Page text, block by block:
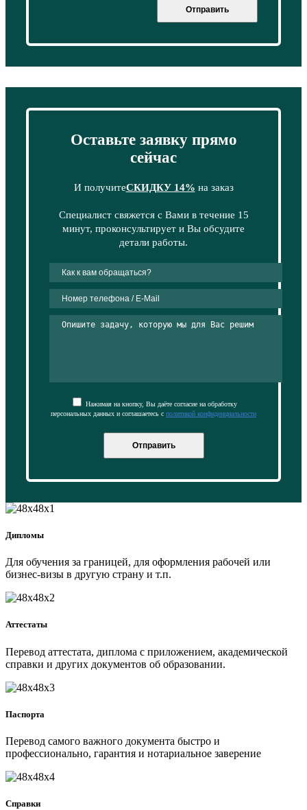
Отправить
Оставьте заявку прямо
сейчас
И получитеСКИДКУ 14% на заказ
Специалист свяжется с Вами в течение 15
минут, проконсультирует и Вы обсудите
детали работы.
Нажимая на кнопку, Вы даёте согласие на обработку
персональных данных и соглашаетесь с политикой конфиденциальности
Отправить
Дипломы
Для обучения за границей, для оформления рабочей или
бизнес-визы в другую страну и т.п.
Аттестаты
Перевод аттестата, диплома с приложением, академической
справки и других документов об образовании.
Паспорта
Перевод самого важного документа быстро и
профессионально, гарантия и нотариальное заверение
Справки